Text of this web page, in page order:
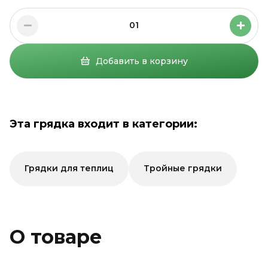
01
Добавить в корзину
Эта грядка входит в категории:
Грядки для теплиц Тройные грядки
О товаре